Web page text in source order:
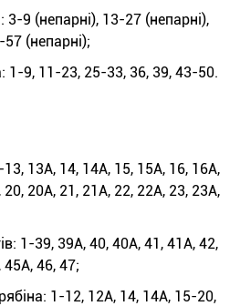
9 (непарні), 13-27 (непарні),
(непарні);
1-9, 11-23, 25-33, 36, 39, 43-50.
13, 13А, 14, 14А, 15, 15А, 16, 16А,
20А, 21, 21А, 22, 22А, 23, 23А,
1-39, 39А, 40, 40А, 41, 41А, 42,
45А, 46, 47;
1-12, 12А, 14, 14А, 15-20,